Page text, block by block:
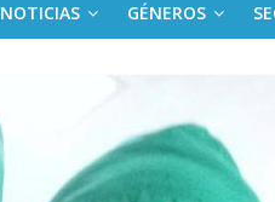
NOTICIAS GÉNEROS